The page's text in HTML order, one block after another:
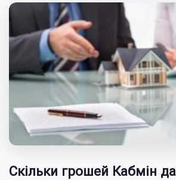
Скільки грошей Кабмін